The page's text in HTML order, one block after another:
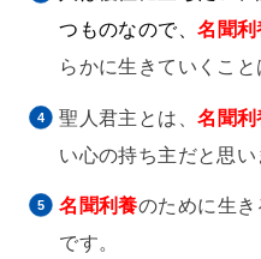
つものなので、名聞利
らかに生きていくこと
聖人君主とは、名聞利
い心の持ち主だと思い
名聞利養のために生
です。